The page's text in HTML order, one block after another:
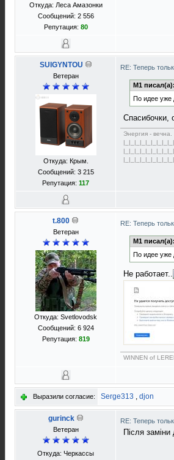
Откуда: Леса Амазонки
Сообщений: 2 556
Репутация: 80
SUIGYNTOU
Ветеран
Откуда: Крым.
Сообщений: 3 215
Репутация: 117
RE: Теперь
M1 писал(а):
По идее уже
Спасибочки,
Энергия - вечна.
t.800
Ветеран
Откуда: Svetlovodsk
Сообщений: 6 924
Репутация: 819
RE: Теперь
M1 писал(а):
По идее уже
Не работает..
WINNEN of
Выразили согласие: Serge313 , djon
gurinck
Ветеран
Откуда: Черкассы
RE: Теперь
Після